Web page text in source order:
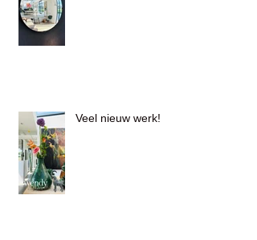
Veel nieuw werk!